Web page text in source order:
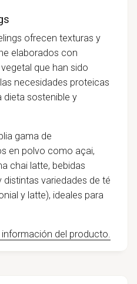
ofrecen texturas y
elaborados con
que han sido
necesidades proteicas
dieta sostenible y
gama de
en polvo como açai,
chai latte, bebidas
variedades de té
y latte), ideales para
del producto.